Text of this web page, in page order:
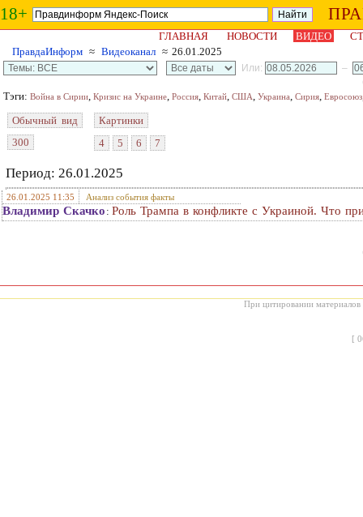
18+
ГЛАВНАЯ НОВОСТИ ВИДЕО
ПравдаИнформ ≈ Видеоканал ≈ 26.01.2025
Или:
–
Тэги: Война в Сирии, Кризис на Украине, Россия, Китай, США, Украина, Сирия, Евросоюз
Обычный вид
300
Картинки
4
5 6 7
Период: 26.01.2025
26.01.2025 11:35 Анализ события факты
Владимир Скачко : Роль Трампа в конфликте с Украиной. Что
При цитировании материалов
[